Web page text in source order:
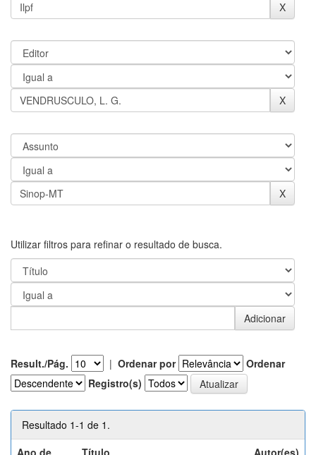
Utilizar filtros para refinar o resultado de busca.
Result./Pág. | Ordenar por
Ordenar
Registro(s)
Resultado 1-1 de 1.
Ano de
Título Autor(es)